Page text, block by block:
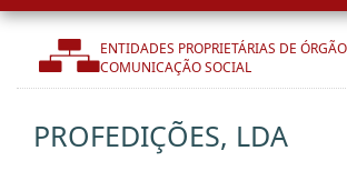
ENTIDADES PROPRIETÁRIAS DE
COMUNICAÇÃO SOCIAL
PROFEDIÇÕES, LDA